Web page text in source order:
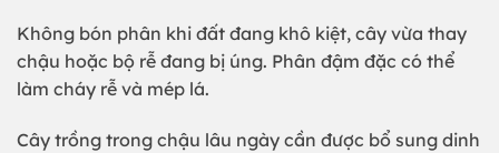
Không bón phân khi đất đang khô kiệt, cây vừa thay
chậu hoặc bộ rễ đang bị úng. Phân đậm đặc có thể
làm cháy rễ và mép lá.
Cây trồng trong chậu lâu ngày cần được bổ sung dinh